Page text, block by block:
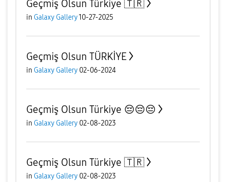
Geçmiş Olsun Türkiye 🇹🇷
in Galaxy Gallery10-27-2025
Geçmiş Olsun TÜRKİYE
in Galaxy Gallery 02-06-2024
Geçmiş Olsun Türkiye 😔😔😔
in Galaxy Gallery 02-08-2023
Geçmiş Olsun Türkiye 🇹🇷
in Galaxy Gallery 02-08-2023